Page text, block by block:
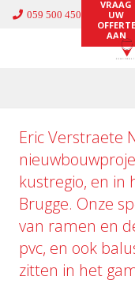
059 500 450
VRAAG
UW
OFFERTE
AAN
Eric Verstraete
kustregio, en
Brugge. Onze
van ramen en
pvc, en ook
zitten in het